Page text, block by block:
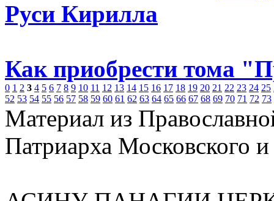
Руси Кирилла
Как приобрести тома
0 1 2 3 4 5 6 7 8 9 10 11 12 13 14 15 16 17 18 19 20 21 22 23 24 25
52 53 54 55 56 57 58 59 60 61 62 63 64 65 66 67 68 69 70 71 72 73
Материал из
Патриарха Московского